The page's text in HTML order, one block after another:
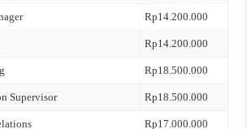
Rp14.200.000
Rp14.200.000
Rp18.500.000
Supervisor Rp18.500.000
Rp17.000.000